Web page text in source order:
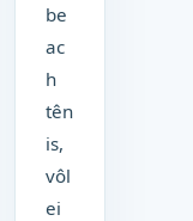
be
ac
h
tên
is,
vôl
ei